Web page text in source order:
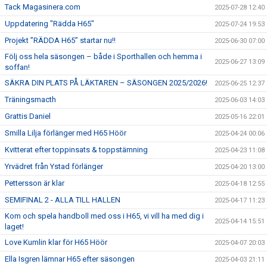
Tack Magasinera.com 2025-07-28 12:40
Uppdatering "Rädda H65" 2025-07-24 19:53
Projekt ”RÄDDA H65” startar nu!! 2025-06-30 07:00
Följ oss hela säsongen – både i Sporthallen och hemma i
soffan!
2025-06-27 13:09
SÄKRA DIN PLATS PÅ LÄKTAREN – SÄSONGEN 2025/2026! 2025-06-25 12:37
Träningsmacth 2025-06-03 14:03
Grattis Daniel 2025-05-16 22:01
Smilla Lilja förlänger med H65 Höör 2025-04-24 00:06
Kvitterat efter toppinsats & toppstämning 2025-04-23 11:08
Yrvädret från Ystad förlänger 2025-04-20 13:00
Pettersson är klar 2025-04-18 12:55
SEMIFINAL 2 - ALLA TILL HALLEN 2025-04-17 11:23
Kom och spela handboll med oss i H65, vi vill ha med dig i
laget!
2025-04-14 15:51
Love Kumlin klar för H65 Höör 2025-04-07 20:03
Ella Isgren lämnar H65 efter säsongen 2025-04-03 21:11